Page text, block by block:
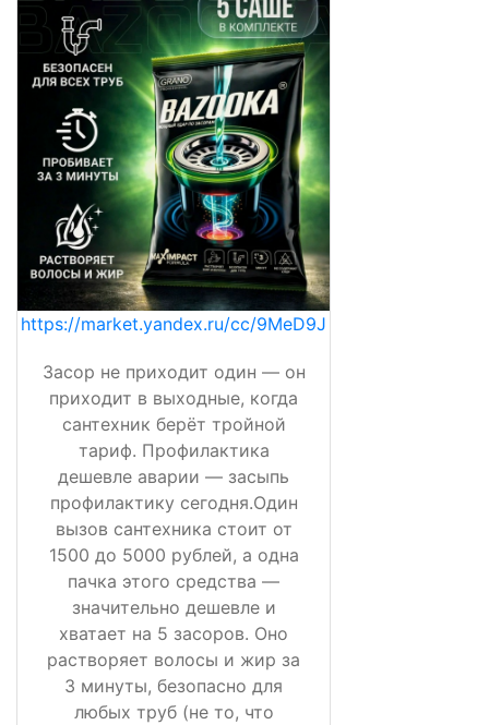
https://market.yandex.ru/cc/9MeD9J
Засор не приходит один — он
приходит в выходные, когда
сантехник берёт тройной
тариф. Профилактика
дешевле аварии — засыпь
профилактику сегодня.Один
вызов сантехника стоит от
1500 до 5000 рублей, а одна
пачка этого средства —
значительно дешевле и
хватает на 5 засоров. Оно
растворяет волосы и жир за
3 минуты, безопасно для
любых труб (не то, что